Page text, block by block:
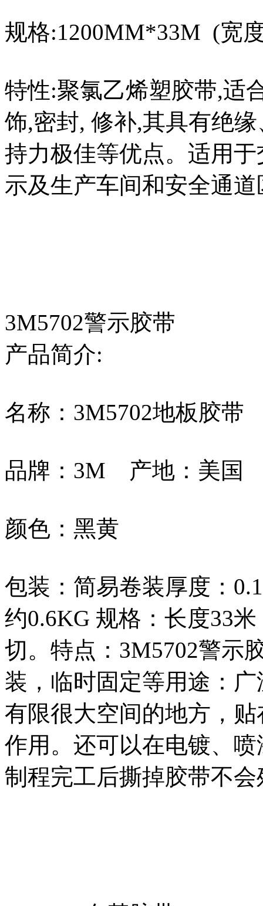
规格:1200MM*33M (宽
特性:聚氯乙烯塑胶带,适
饰,密封, 修补,其具有绝
持力极佳等优点。适用
示及生产车间和安全通
3M5702警示胶带
产品简介:
名称：3M5702地板胶带
品牌：3M 产地：美国
颜色：黑黄
包装：简易卷装厚度：
约0.6KG 规格：长度33
切。特点：3M5702警示
装，临时固定等用途：
有限很大空间的地方，
作用。还可以在电镀、
制程完工后撕掉胶带不